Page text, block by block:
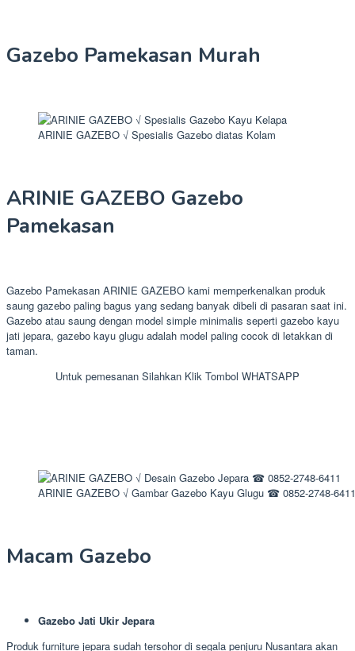
Gazebo Pamekasan Murah
ARINIE GAZEBO √ Spesialis Gazebo diatas Kolam
ARINIE GAZEBO Gazebo
Pamekasan
Gazebo Pamekasan ARINIE GAZEBO kami memperkenalkan produk
saung gazebo paling bagus yang sedang banyak dibeli di pasaran saat ini.
Gazebo atau saung dengan model simple minimalis seperti gazebo kayu
jati jepara, gazebo kayu glugu adalah model paling cocok di letakkan di
taman.
Untuk pemesanan Silahkan Klik Tombol WHATSAPP
ARINIE GAZEBO √ Gambar Gazebo Kayu Glugu ☎ 0852-2748-6411
Macam Gazebo
Gazebo Jati Ukir Jepara
Produk furniture jepara sudah tersohor di segala penjuru Nusantara akan